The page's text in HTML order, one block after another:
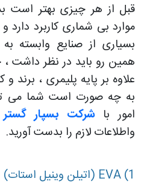
قبل از هر چیزی بهتر است
موارد بی شماری کاربرد دارد
بسیاری از صنایع وابسته
همین رو باید در نظر داشت
علاوه بر پایه پلیمری ، برند
به چه صورت است شما می
امور باشرکت بسپار گستر
واطلاعات لازم را بدست آورید.
1) EVA (اتیلن وینیل استات)